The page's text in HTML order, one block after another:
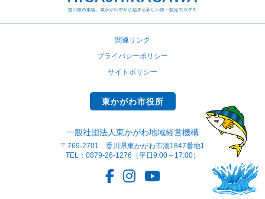
関連リンク
プライバシーポリシー
サイトポリシー
東かがわ市役所
一般社団法人東かがわ地域経営機構
〒769-2701 香川県東かがわ市湊1847番地1
TEL：0879-26-1276（平日9:00～17:00）